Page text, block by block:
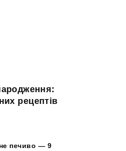
рецептів
печиво — 9